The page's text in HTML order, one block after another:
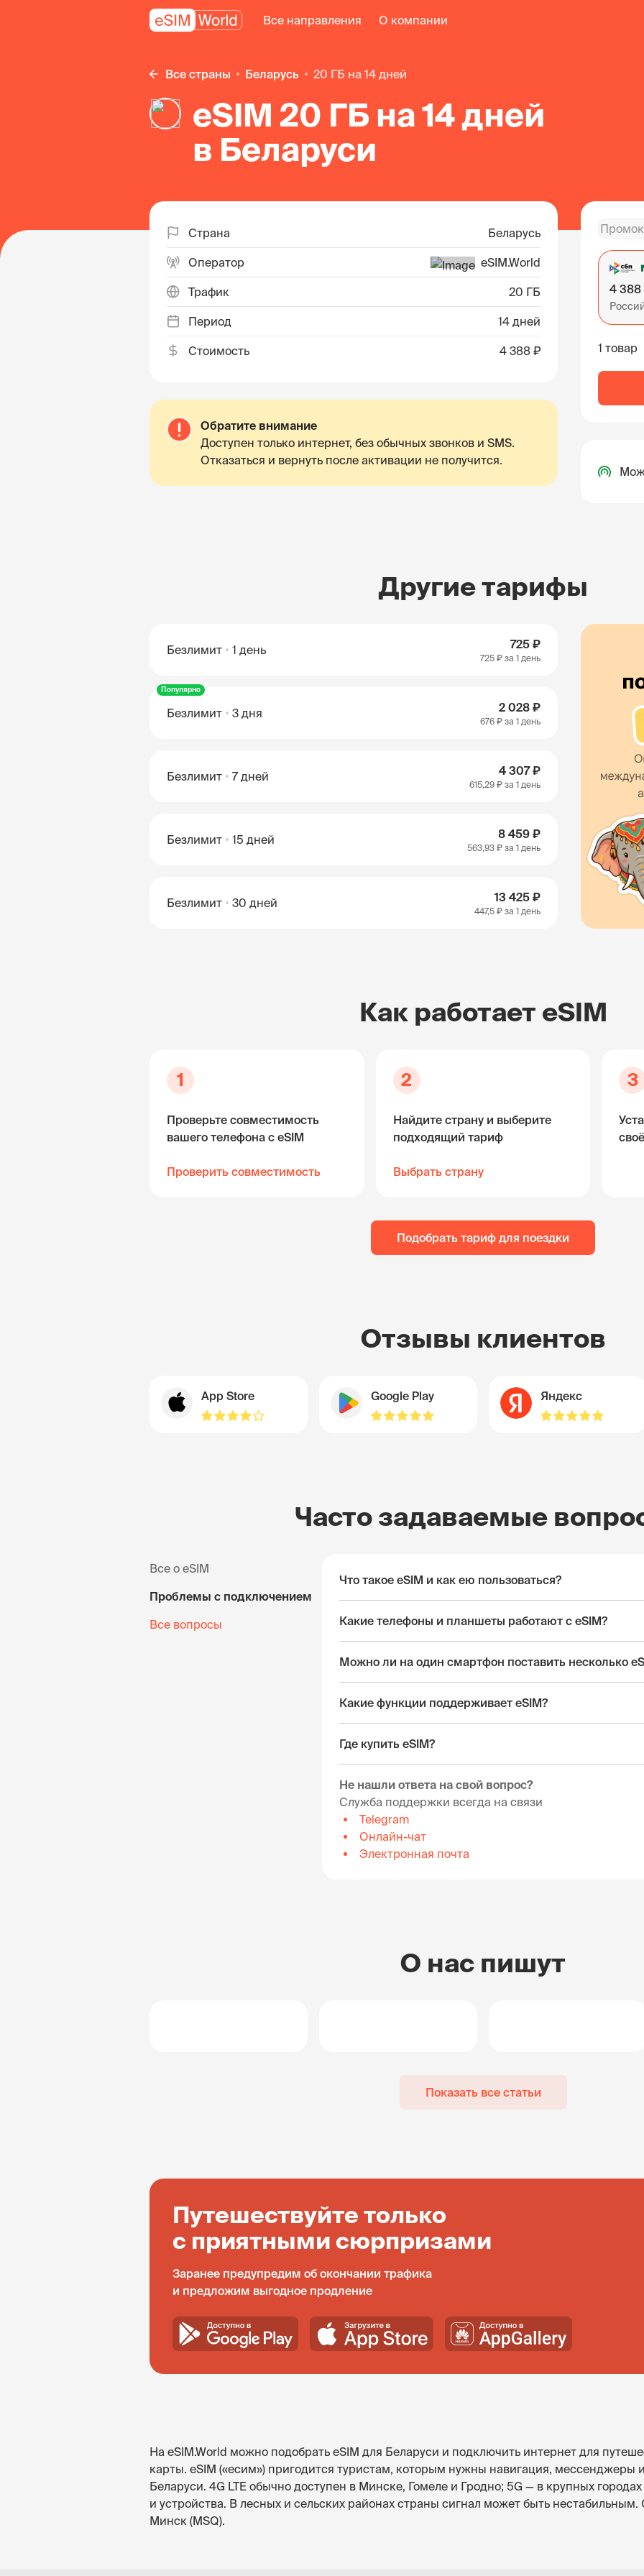
Все направления О компании
Все страны Беларусь 20 ГБ на 14 дней
eSIM 20 ГБ на 14 дней
в Беларуси
Страна Беларусь
Оператор eSIM.World
Трафик 20 ГБ
Период 14 дней
Стоимость 4 388 ₽
Обратите внимание
Доступен только интернет, без обычных звонков и SMS.
Отказаться и вернуть после активации не получится.
4 388
1 товар
Другие тарифы
Безлимит 1 день 725 ₽
725 ₽ за 1 день
Популярно
Безлимит 3 дня 2 028 ₽
676 ₽ за 1 день
Безлимит 7 дней 4 307 ₽
615,29 ₽ за 1 день
Безлимит 15 дней 8 459 ₽
563,93 ₽ за 1 день
Безлимит 30 дней 13 425 ₽
447,5 ₽ за 1 день
Как работает eSIM
1
Проверьте совместимость
вашего телефона с eSIM
Проверить совместимость
2
Найдите страну и выберите
подходящий тариф
Выбрать страну
3
Подобрать тариф для поездки
Отзывы клиентов
App Store Google Play Яндекс
Часто задаваемые
Все о eSIM
Проблемы с подключением
Все вопросы
Что такое eSIM и как ею пользоваться?
Какие телефоны и планшеты работают с eSIM?
Можно ли на один смартфон поставить несколько
Какие функции поддерживает eSIM?
Где купить eSIM?
Не нашли ответа на свой вопрос?
Служба поддержки всегда на связи
Telegram
Онлайн-чат
Электронная почта
О нас пишут
Показать все статьи
Путешествуйте только
с приятными сюрпризами
Заранее предупредим об окончании трафика
и предложим выгодное продление
На eSIM.World можно подобрать eSIM для Беларуси и подключить интернет для
карты. eSIM («есим») пригодится туристам, которым нужны навигация, мессенджеры
Беларуси. 4G LTE обычно доступен в Минске, Гомеле и Гродно; 5G — в крупных
и устройства. В лесных и сельских районах страны сигнал может быть
Минск (MSQ).